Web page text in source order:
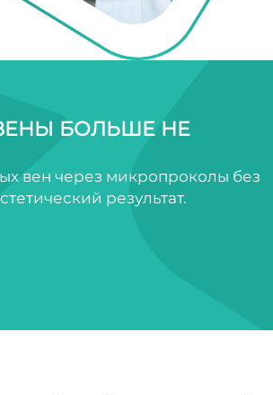
БОЛЬШЕ НЕ
вен через микропроколы без
результат.